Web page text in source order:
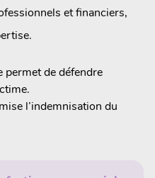
et financiers,
permet de défendre
l’indemnisation du